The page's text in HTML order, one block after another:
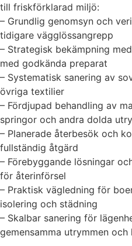
till friskförklarad miljö:
– Grundlig genomsyn och
tidigare vägglössangrepp
– Strategisk bekämpning
med godkända preparat
– Systematisk sanering av
övriga textilier
– Fördjupad behandling av
springor och andra dolda
– Planerade återbesök och
fullständig åtgärd
– Förebyggande lösningar
för återinförsel
– Praktisk vägledning för
isolering och städning
– Skalbar sanering för
gemensamma utrymmen